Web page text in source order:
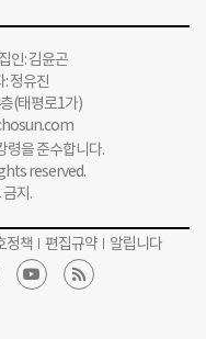
인: 김윤곤
정유진
(태평로1가)
령을 준수합니다.
reserved.
지.
정책 편집규약 알립니다